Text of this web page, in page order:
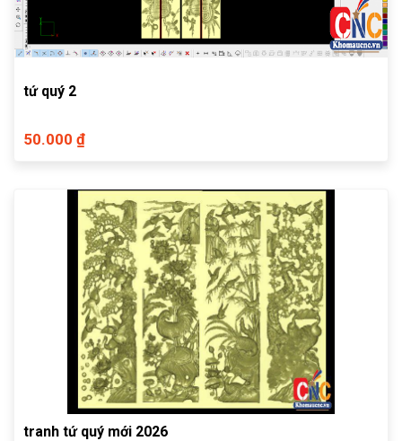
tứ quý 2
50.000 ₫
tranh tứ quý mới 2026